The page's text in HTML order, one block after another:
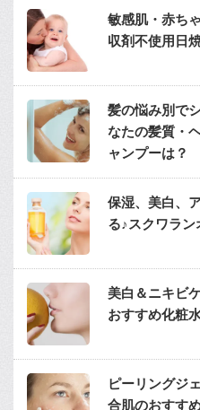
敏感肌・赤ち
収剤不使用日
髪の悩み別で
なたの髪質・
ャンプーは？
保湿、美白、
る♪スクワラ
美白＆ニキビ
おすすめ化粧
ピーリングジ
合肌のおすす